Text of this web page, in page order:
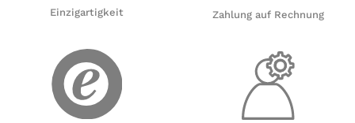
Einzigartigkeit Zahlung auf Rechnung